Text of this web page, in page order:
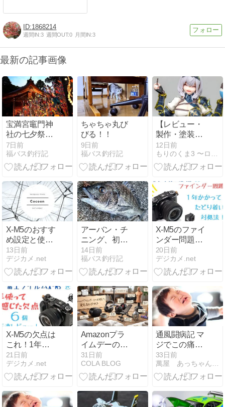
1868214
週間IN:3 週間OUT:0 月間IN:3
最新の記事画像
宝満宮竈門神
社の七夕祭に
行ってきまし
た。
7日前
福バス釣行記
ちゃちゃ丸び
びる！！
9日前
福バス釣行記
【レビュー・
製作・塗装】
マックスファ
クトリー[Max
Factory]
ホロライブ白
銀ノエル 【プ
ラモデル】
12日前
X-M5のおすす
め設定と使い
方｜カメラ任
せから思い通
りの1枚へ
13日前
デジカメ.net
アーバン・チ
ニング、初ゲ
ットしまし
た！！
14日前
福バス釣行記
X-M5のファイ
ンダー問題！
後付けは？1
年使ってたど
り着いた対処
20日前
デジカメ.net
X-M5の欠点は
これ！1年み
っちり使って
感じた忖度な
しレビュー！
21日前
デジカメ.net
Amazonプラ
イムデーのセ
ール対象で、
愛用品をまと
めた
31日前
COLA BLOG
通風闘病記 マ
ジでこの痛み
をまた我が人
生で経験する
事になるとは
33日前
萬屋 あっちゃん商店 レンズ＆万年筆沼にようこそ